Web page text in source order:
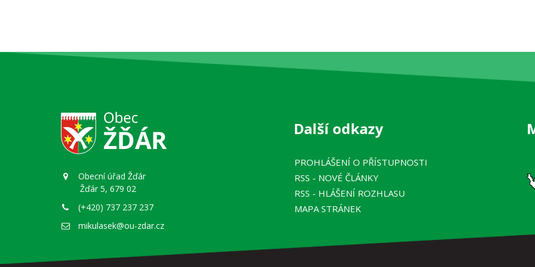
Obecní úřad Žďár
Žďár 5, 679 02
(+420) 737 237 237
mikulasek@ou-zdar.cz
Další odkazy
PROHLÁŠENÍ O PŘÍSTUPNOSTI
RSS - NOVÉ ČLÁNKY
RSS - HLÁŠENÍ ROZHLASU
MAPA STRÁNEK